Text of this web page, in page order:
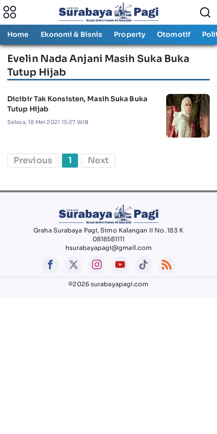
Home Ekonomi & Bisnis Property Otomotif
Evelin Nada Anjani Masih Suka Buka
Tutup Hijab
Dicibir Tak Konsisten, Masih Suka Buka
Tutup Hijab
Selasa, 18 Mei 2021 15:27 WIB
Previous 1 Next
Graha Surabaya Pagi, Simo Kalangan II No. 183 K
0818581111
hsurabayapagi@gmail.com
©2026 surabayapagi.com